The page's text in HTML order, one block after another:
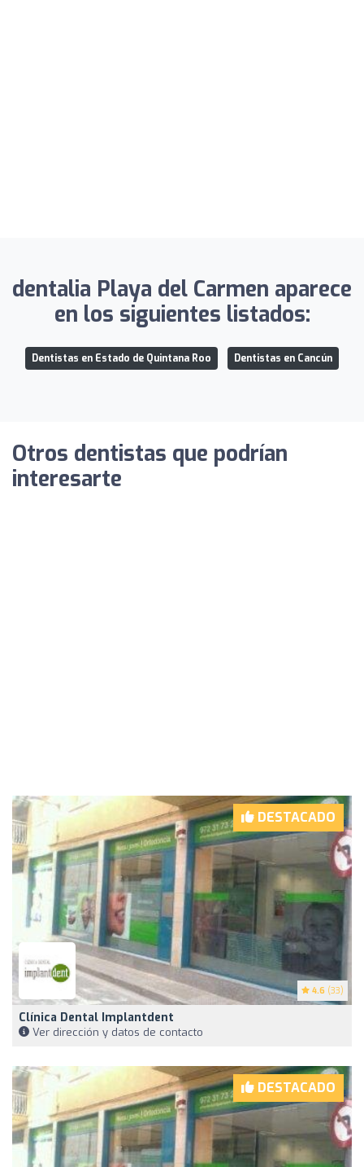
dentalia Playa del Carmen aparece
en los siguientes listados:
Dentistas en Estado de Quintana Roo Dentistas en Cancún
Otros dentistas que podrían
interesarte
DESTACADO
4.6 (33)
Clínica Dental Implantdent
Ver dirección y datos de contacto
DESTACADO